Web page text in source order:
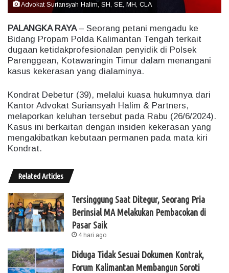
Advokat Suriansyah Halim, SH, SE, MH, CLA
PALANGKA RAYA– Seorang petani mengadu ke
Bidang Propam Polda Kalimantan Tengah terkait
dugaan ketidakprofesionalan penyidik di Polsek
Parenggean, Kotawaringin Timur dalam menangani
kasus kekerasan yang dialaminya.
Kondrat Debetur (39), melalui kuasa hukumnya dari
Kantor Advokat Suriansyah Halim & Partners,
melaporkan keluhan tersebut pada Rabu (26/6/2024).
Kasus ini berkaitan dengan insiden kekerasan yang
mengakibatkan kebutaan permanen pada mata kiri
Kondrat.
Related Articles
Tersinggung Saat Ditegur, Seorang Pria
Berinsial MA Melakukan Pembacokan di
Pasar Saik
4 hari ago
Diduga Tidak Sesuai Dokumen Kontrak,
Forum Kalimantan Membangun Soroti